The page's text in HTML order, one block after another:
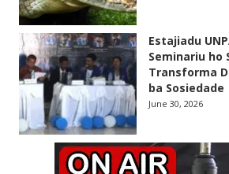
Estajiadu
Seminariu ho
Transforma
ba Sosiedade
June 30, 2026